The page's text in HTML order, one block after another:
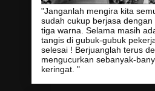
"Janganlah mengira kita
sudah cukup berjasa dengan
tiga warna. Selama masih
tangis di gubuk-gubuk
selesai ! Berjuanglah terus
mengucurkan sebanyak-
keringat. "